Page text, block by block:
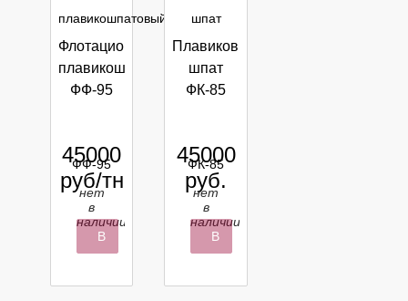
Флотационный
плавикошпатовый концентрат
ФФ-95
45000
руб/тн
нет
в
наличии
В
Плавиковый
шпат
ФК-85
45000
руб.
нет
в
наличии
В